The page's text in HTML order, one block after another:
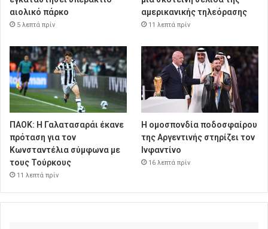
αιολικό πάρκο
5 λεπτά πρίν
αμερικανικής τηλεόρασης
11 λεπτά πρίν
ΠΑΟΚ: Η Γαλατασαράι έκανε
πρόταση για τον
Κωνσταντέλια σύμφωνα με
τους Τούρκους
11 λεπτά πρίν
Η ομοσπονδία ποδοσφαίρου
της Αργεντινής στηρίζει τον
Ινφαντίνο
16 λεπτά πρίν